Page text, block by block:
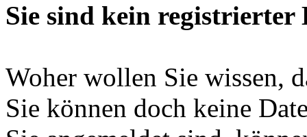
Sie sind kein registrierter
Woher wollen Sie wissen,
Sie können doch keine